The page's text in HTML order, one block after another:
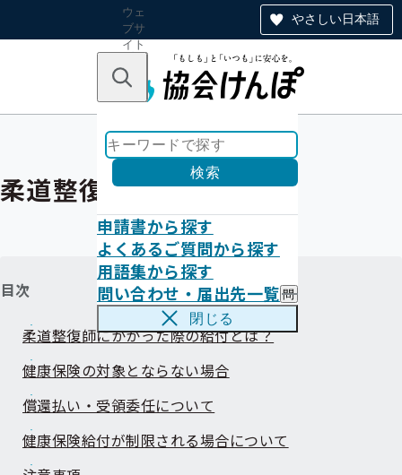
やさしい日本語
ウェ
ブサ
イト
のナ
ン
キーワードで探す
検索
申請書から探す
よくあるご質問から探す
用語集から探す
問い合わせ・届出先一覧 問
い
一
閉じる
柔道整復師のかかり方
目次
柔道整復師にかかった際の給付とは？
健康保険の対象とならない場合
償還払い・受領委任について
健康保険給付が制限される場合について